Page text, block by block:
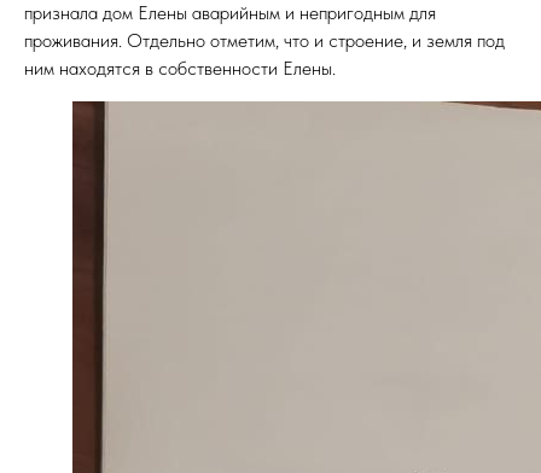
признала дом Елены аварийным и непригодным для
проживания. Отдельно отметим, что и строение, и земля под
ним находятся в собственности Елены.